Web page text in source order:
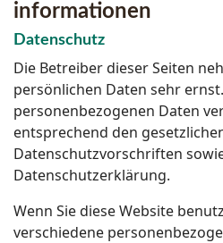
informationen
Datenschutz
Die Betreiber dieser Seiten
persönlichen Daten sehr
personenbezogenen Daten
entsprechend den
Datenschutzvorschriften
Datenschutzerklärung.
Wenn Sie diese Website
verschiedene